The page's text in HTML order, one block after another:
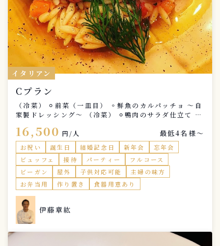
イタリアン
Cプラン
（冷菜） ⚪︎前菜（一皿目） ◦鮮魚のカルパッチョ 〜自
家製ドレッシング〜 （冷菜） ⚪︎鴨肉のサラダ仕立て 〜
ン産ハムの盛り合わせ 〜2種盛り合わせ〜 ◦カポナー
タ 〜野菜のトマト煮込み〜 ◦スペイン風オムレツ 〜イ
タリアの田舎料理〜 ⚪︎スープ ◦季節のスープ 〜濃厚な
野菜クリームベース〜 ⚪︎温菜（一皿目） ◦鮮魚のソテ
ー 〜季節の野菜使用〜 （パスタ） ⚪︎牛頬肉の赤ライン
ラグーソース 〜和牛のミートソース〜 （メインディッ
シュ） ①⚪︎牛肉のソテー 〜野菜の付け合わせ添え〜
（デザート） ⚪︎自家製デザート
16,500 円/人 最低4名様〜
お祝い 誕生日 結婚記念日 新年会
忘年会
ビュッフェ
接待 パーティー
フルコース
ビーガン
屋外 子供対応可能
主婦の味方
お弁当用
作り置き 食器用意あり
伊藤章紘